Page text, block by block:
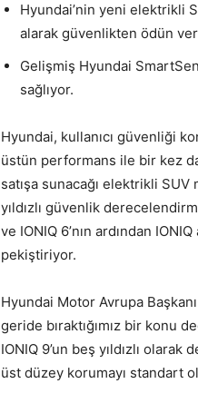
Hyundai’nin yeni elektrikli
alarak güvenlikten ödün
Gelişmiş Hyundai
sağlıyor.
Hyundai, kullanıcı güvenliği
üstün performans ile bir kez
satışa sunacağı elektrikli
yıldızlı güvenlik
ve IONIQ 6’nın ardından
pekiştiriyor.
Hyundai Motor Avrupa
geride bıraktığımız bir konu
IONIQ 9’un beş yıldızlı
üst düzey korumayı standart